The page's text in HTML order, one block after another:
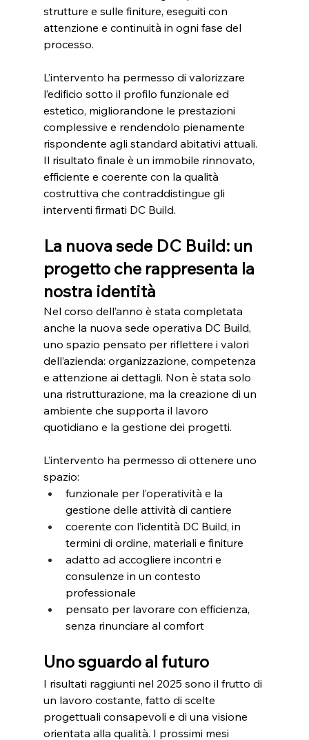
strutture e sulle finiture, eseguiti con
attenzione e continuità in ogni fase del
processo.
L’intervento ha permesso di valorizzare
l’edificio sotto il profilo funzionale ed
estetico, migliorandone le prestazioni
complessive e rendendolo pienamente
rispondente agli standard abitativi attuali.
Il risultato finale è un immobile rinnovato,
efficiente e coerente con la qualità
costruttiva che contraddistingue gli
interventi firmati DC Build.
La nuova sede DC Build: un
progetto che rappresenta la
nostra identità
Nel corso dell’anno è stata completata
anche la nuova sede operativa DC Build,
uno spazio pensato per riflettere i valori
dell’azienda: organizzazione, competenza
e attenzione ai dettagli. Non è stata solo
una ristrutturazione, ma la creazione di un
ambiente che supporta il lavoro
quotidiano e la gestione dei progetti.
L’intervento ha permesso di ottenere uno
spazio:
funzionale per l’operatività e la
gestione delle attività di cantiere
coerente con l’identità DC Build, in
termini di ordine, materiali e finiture
adatto ad accogliere incontri e
consulenze in un contesto
professionale
pensato per lavorare con efficienza,
senza rinunciare al comfort
Uno sguardo al futuro
I risultati raggiunti nel 2025 sono il frutto di
un lavoro costante, fatto di scelte
progettuali consapevoli e di una visione
orientata alla qualità. I prossimi mesi